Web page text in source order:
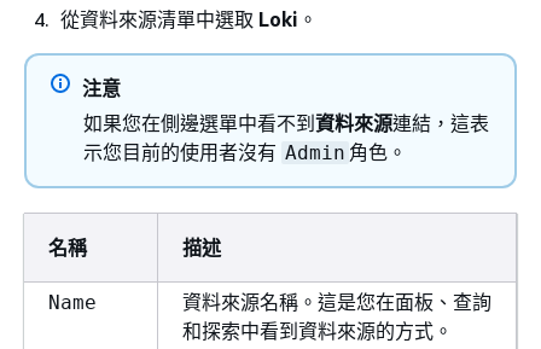
從資料來源清單中選取 Loki 。
注意
如果您在側邊選單中看不到資料來源連結，這表
示您目前的使用者沒有 Admin 角色。
名稱 描述
Name
資料來源名稱。這是您在面板、查詢
和探索中看到資料來源的方式。